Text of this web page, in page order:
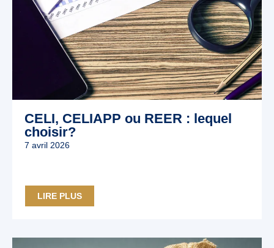
CELI, CELIAPP ou REER : lequel
choisir?
7 avril 2026
LIRE PLUS